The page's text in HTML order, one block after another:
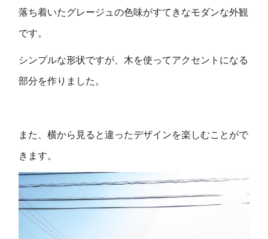
落ち着いたグレージュの色味がすてきなモダンな外観
です。
シンプルな形状ですが、木を使ってアクセントになる
部分を作りました。
また、横から見ると違ったデザインを楽しむことがで
きます。